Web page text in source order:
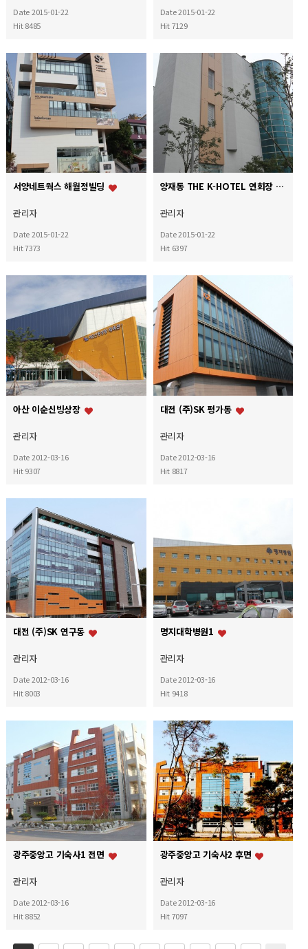
Date 2015-01-22
Hit 8485
Date 2015-01-22
Hit 7129
서양네트웍스 해월정빌딩
관리자
Date 2015-01-22
Hit 7373
양재동 THE K-HOTEL 연회장
관리자
Date 2015-01-22
Hit 6397
아산 이순신빙상장
관리자
Date 2012-03-16
Hit 9307
대전 (주)SK 평가동
관리자
Date 2012-03-16
Hit 8817
대전 (주)SK 연구동
관리자
Date 2012-03-16
Hit 8003
명지대학병원1
관리자
Date 2012-03-16
Hit 9418
광주중앙고 기숙사1 전면
관리자
Date 2012-03-16
Hit 8852
광주중앙고 기숙사2 후면
관리자
Date 2012-03-16
Hit 7097